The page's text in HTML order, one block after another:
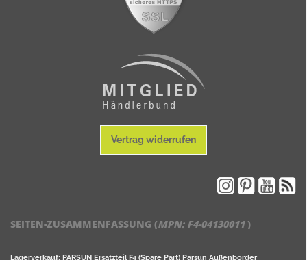
Vertrag widerrufen
SEITEN-ZUSAMMENFASSUNG (MPN: F4-04130011)
Lagerverkauf: PARSUN Ersatzteil F4 (Spare Part) Parsun Außenborder